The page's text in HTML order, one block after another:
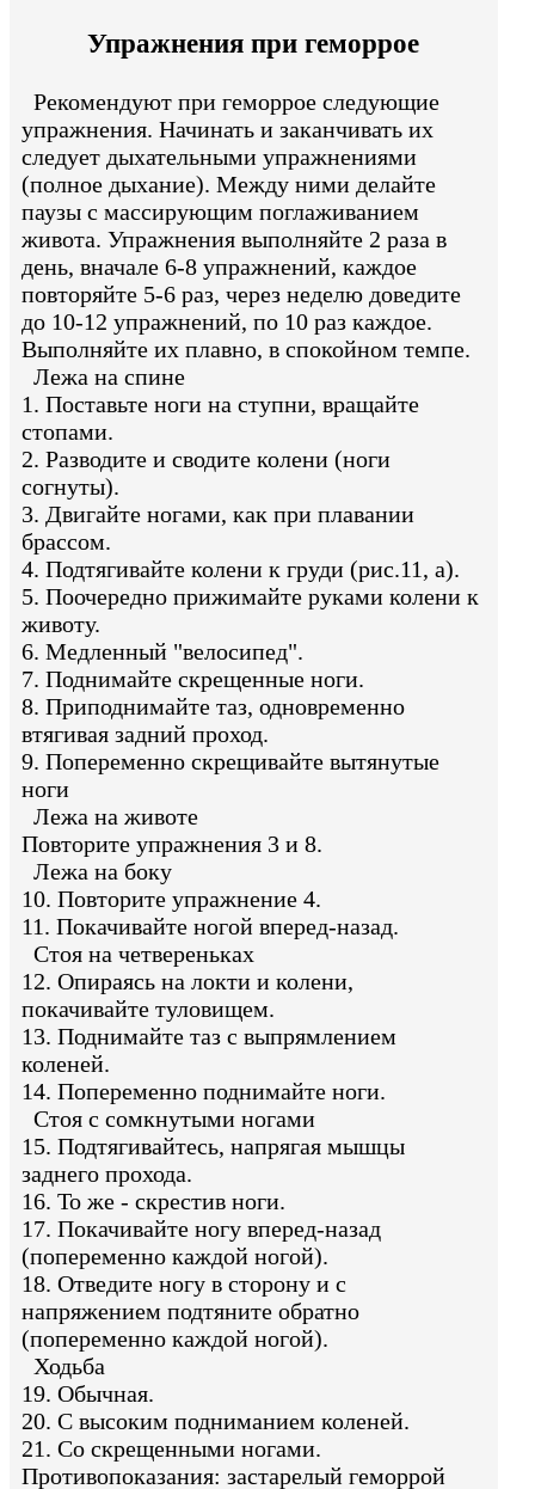
Упражнения при геморрое
Рекомендуют при геморрое следующие
упражнения. Начинать и заканчивать их
следует дыхательными упражнениями
(полное дыхание). Между ними делайте
паузы с массирующим поглаживанием
живота. Упражнения выполняйте 2 раза в
день, вначале 6-8 упражнений, каждое
повторяйте 5-6 раз, через неделю доведите
до 10-12 упражнений, по 10 раз каждое.
Выполняйте их плавно, в спокойном темпе.
Лежа на спине
1. Поставьте ноги на ступни, вращайте
стопами.
2. Разводите и сводите колени (ноги
согнуты).
3. Двигайте ногами, как при плавании
брассом.
4. Подтягивайте колени к груди (рис.11, а).
5. Поочередно прижимайте руками колени к
животу.
6. Медленный "велосипед".
7. Поднимайте скрещенные ноги.
8. Приподнимайте таз, одновременно
втягивая задний проход.
9. Попеременно скрещивайте вытянутые
ноги
Лежа на животе
Повторите упражнения 3 и 8.
Лежа на боку
10. Повторите упражнение 4.
11. Покачивайте ногой вперед-назад.
Стоя на четвереньках
12. Опираясь на локти и колени,
покачивайте туловищем.
13. Поднимайте таз с выпрямлением
коленей.
14. Попеременно поднимайте ноги.
Стоя с сомкнутыми ногами
15. Подтягивайтесь, напрягая мышцы
заднего прохода.
16. То же - скрестив ноги.
17. Покачивайте ногу вперед-назад
(попеременно каждой ногой).
18. Отведите ногу в сторону и с
напряжением подтяните обратно
(попеременно каждой ногой).
Ходьба
19. Обычная.
20. С высоким подниманием коленей.
21. Со скрещенными ногами.
Противопоказания: застарелый геморрой